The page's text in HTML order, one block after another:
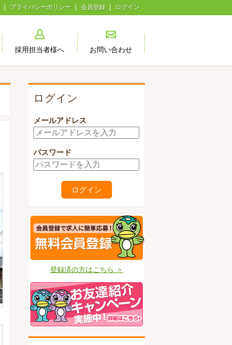
プライバシーポリシー 会員登録 ログイン
採用担当者様へ お問い合わせ
ログイン
メールアドレス
パスワード
登録済の方はこちら ＞